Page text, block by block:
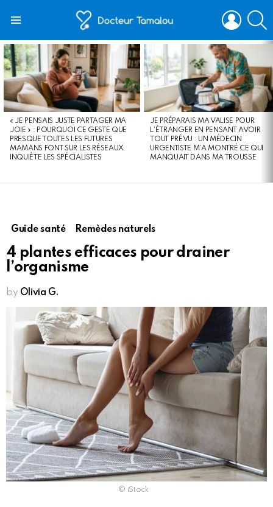
LOGIN
LATEST
STORIES
« JE PENSAIS JUSTE PARTAGER MA
JOIE » : POURQUOI CE GESTE QUE
PRESQUE TOUTES LES FUTURES
MAMANS FONT SUR LES RÉSEAUX
INQUIÈTE LES SPÉCIALISTES
JE PRÉPARAIS MA VALISE POUR
L’ÉTRANGER EN PENSANT AVOIR
TOUT PRÉVU : UN MÉDECIN
URGENTISTE M’A MONTRÉ CE QUI
MANQUAIT DANS MA TROUSSE
Guide santé Remèdes naturels
4 plantes efficaces pour drainer
l’organisme
by Olivia G.
© iStock